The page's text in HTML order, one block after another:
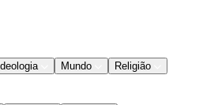
Ideologia Mundo
Religião